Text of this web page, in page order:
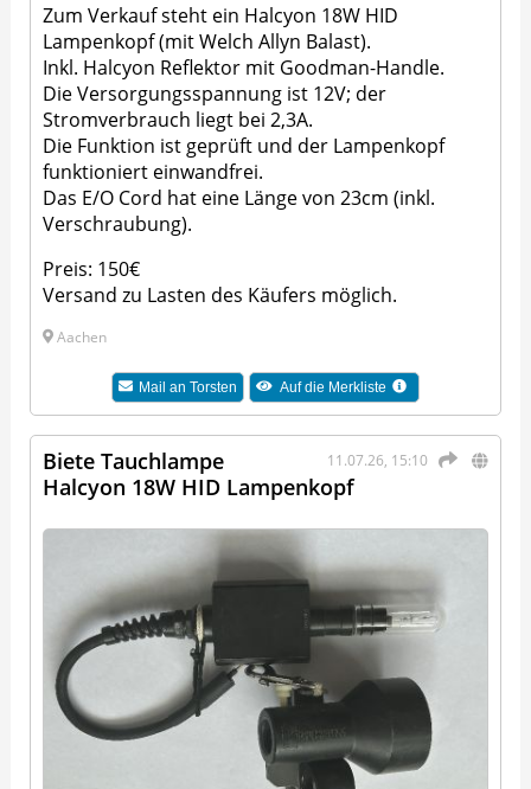
Zum Verkauf steht ein Halcyon 18W HID
Lampenkopf (mit Welch Allyn Balast).
Inkl. Halcyon Reflektor mit Goodman-Handle.
Die Versorgungsspannung ist 12V; der
Stromverbrauch liegt bei 2,3A.
Die Funktion ist geprüft und der Lampenkopf
funktioniert einwandfrei.
Das E/O Cord hat eine Länge von 23cm (inkl.
Verschraubung).
Preis: 150€
Versand zu Lasten des Käufers möglich.
Aachen
Mail anTorsten Auf die Merkliste
11.07.26, 15:10
Biete Tauchlampe
Halcyon 18W HID Lampenkopf